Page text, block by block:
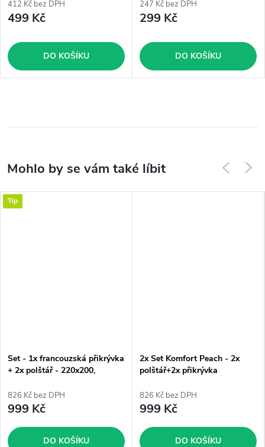
412 Kč bez DPH
499 Kč
DO KOŠÍKU
247 Kč bez DPH
299 Kč
DO KOŠÍKU
Tip
Set - 1x francouzská přikrývka
+ 2x polštář - 220x200,
826 Kč bez DPH
999 Kč
DO KOŠÍKU
2x Set Komfort Peach - 2x
polštář+2x přikrývka
826 Kč bez DPH
999 Kč
DO KOŠÍKU